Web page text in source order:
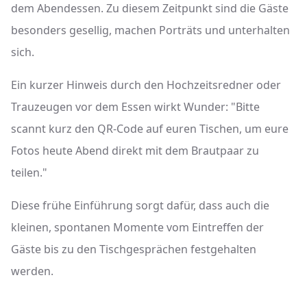
dem Abendessen. Zu diesem Zeitpunkt sind die Gäste
besonders gesellig, machen Porträts und unterhalten
sich.
Ein kurzer Hinweis durch den Hochzeitsredner oder
Trauzeugen vor dem Essen wirkt Wunder: "Bitte
scannt kurz den QR-Code auf euren Tischen, um eure
Fotos heute Abend direkt mit dem Brautpaar zu
teilen."
Diese frühe Einführung sorgt dafür, dass auch die
kleinen, spontanen Momente vom Eintreffen der
Gäste bis zu den Tischgesprächen festgehalten
werden.